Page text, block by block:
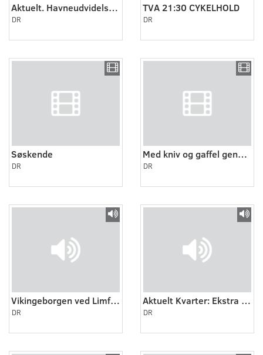
Aktuelt. Havneudvidelse til 20 millioner i Esbjerg.
DR
TVA 21:30 CYKELHOLD
DR
Søskende
DR
Med kniv og gaffel gennem Danmark. Temalørdag.
DR
Vikingeborgen ved Limfjorden: Aggersborg del 1
DR
Aktuelt Kvarter: Ekstra Bladets Videnskabelige pris
DR